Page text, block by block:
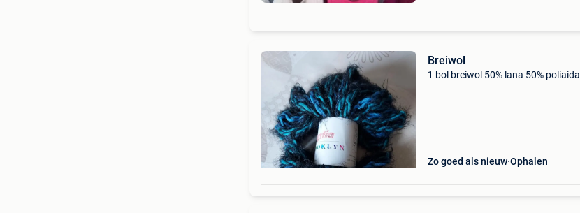
Breiwol
1 bol breiwol 50% lana 50% poliaida
Zo goed als nieuw Ophalen